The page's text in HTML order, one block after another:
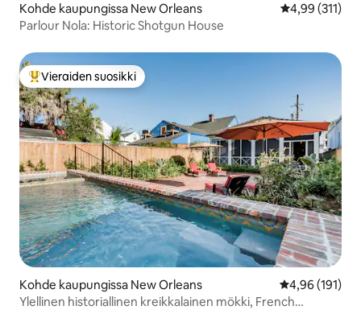
Kohde kaupungissa New Orleans
4,99 (311)
Parlour Nola: Historic Shotgun House
Vieraiden suosikkien parhaimmistoa
Vieraiden suosikki
Kohde kaupungissa New Orleans
4,96 (191)
Ylellinen historiallinen kreikkalainen mökki, French